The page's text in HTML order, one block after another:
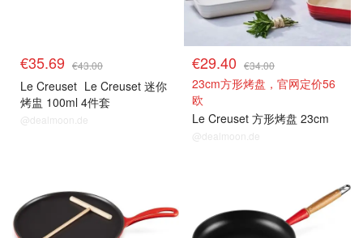
€35.69 €43.00
Le Creuset Le Creuset 迷你
烤盅 100ml 4件套
@dealmoon.de
€29.40 €34.00
23cm方形烤盘，官网定价56
欧
Le Creuset 方形烤盘 23cm
@dealmoon.de